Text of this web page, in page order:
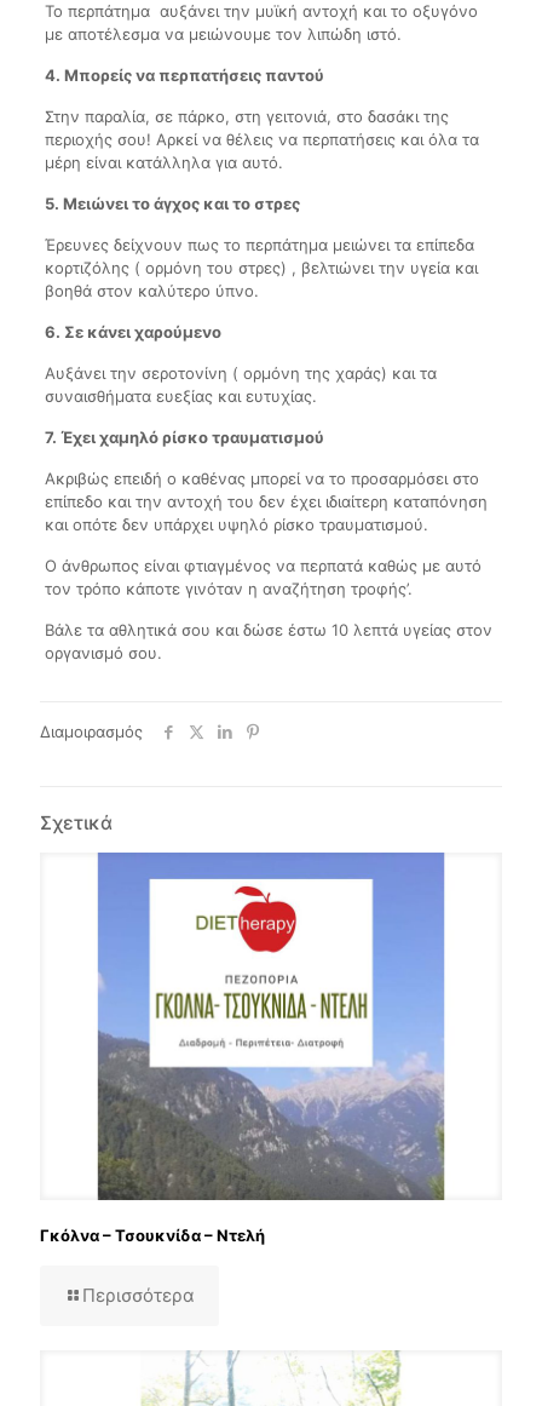
Το περπάτημα αυξάνει την μυϊκή αντοχή και το οξυγόνο
με αποτέλεσμα να μειώνουμε τον λιπώδη ιστό.
4. Μπορείς να περπατήσεις παντού
Στην παραλία, σε πάρκο, στη γειτονιά, στο δασάκι της
περιοχής σου! Αρκεί να θέλεις να περπατήσεις και όλα τα
μέρη είναι κατάλληλα για αυτό.
5. Μειώνει το άγχος και το στρες
Έρευνες δείχνουν πως το περπάτημα μειώνει τα επίπεδα
κορτιζόλης ( ορμόνη του στρες) , βελτιώνει την υγεία και
βοηθά στον καλύτερο ύπνο.
6. Σε κάνει χαρούμενο
Αυξάνει την σεροτονίνη ( ορμόνη της χαράς) και τα
συναισθήματα ευεξίας και ευτυχίας.
7. Έχει χαμηλό ρίσκο τραυματισμού
Ακριβώς επειδή ο καθένας μπορεί να το προσαρμόσει στο
επίπεδο και την αντοχή του δεν έχει ιδιαίτερη καταπόνηση
και οπότε δεν υπάρχει υψηλό ρίσκο τραυματισμού.
Ο άνθρωπος είναι φτιαγμένος να περπατά καθώς με αυτό
τον τρόπο κάποτε γινόταν η αναζήτηση τροφής’.
Βάλε τα αθλητικά σου και δώσε έστω 10 λεπτά υγείας στον
οργανισμό σου.
Διαμοιρασμός
Σχετικά
Γκόλνα – Τσουκνίδα – Ντελή
Περισσότερα